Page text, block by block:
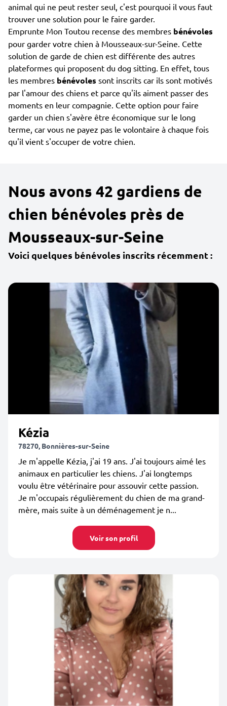
animal qui ne peut rester seul, c'est pourquoi il vous faut
trouver une solution pour le faire garder.
Emprunte Mon Toutou recense des membres bénévoles
pour garder votre chien à Mousseaux-sur-Seine. Cette
solution de garde de chien est différente des autres
plateformes qui proposent du dog sitting. En effet, tous
les membres bénévoles sont inscrits car ils sont motivés
par l'amour des chiens et parce qu'ils aiment passer des
moments en leur compagnie. Cette option pour faire
garder un chien s'avère être économique sur le long
terme, car vous ne payez pas le volontaire à chaque fois
qu'il vient s'occuper de votre chien.
Nous avons 42 gardiens de
chien bénévoles près de
Mousseaux-sur-Seine
Voici quelques bénévoles inscrits récemment :
Kézia
78270, Bonnières-sur-Seine
Je m'appelle Kézia, j'ai 19 ans. J'ai toujours aimé les
animaux en particulier les chiens. J'ai longtemps
voulu être vétérinaire pour assouvir cette passion.
Je m'occupais régulièrement du chien de ma grand-
mère, mais suite à un déménagement je n...
Voir son profil